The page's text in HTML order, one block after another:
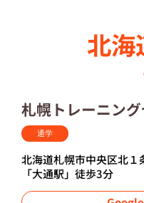
応
北海
札幌トレーニン
通学
北海道札幌市中央区北
「大通駅」徒歩3分